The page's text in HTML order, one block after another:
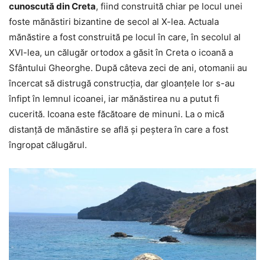
cunoscută din Creta, fiind construită chiar pe locul unei
foste mănăstiri bizantine de secol al X-lea. Actuala
mănăstire a fost construită pe locul în care, în secolul al
XVI-lea, un călugăr ortodox a găsit în Creta o icoană a
Sfântului Gheorghe. După câteva zeci de ani, otomanii au
încercat să distrugă construcția, dar gloanțele lor s-au
înfipt în lemnul icoanei, iar mănăstirea nu a putut fi
cucerită. Icoana este făcătoare de minuni. La o mică
distanță de mănăstire se află și peștera în care a fost
îngropat călugărul.